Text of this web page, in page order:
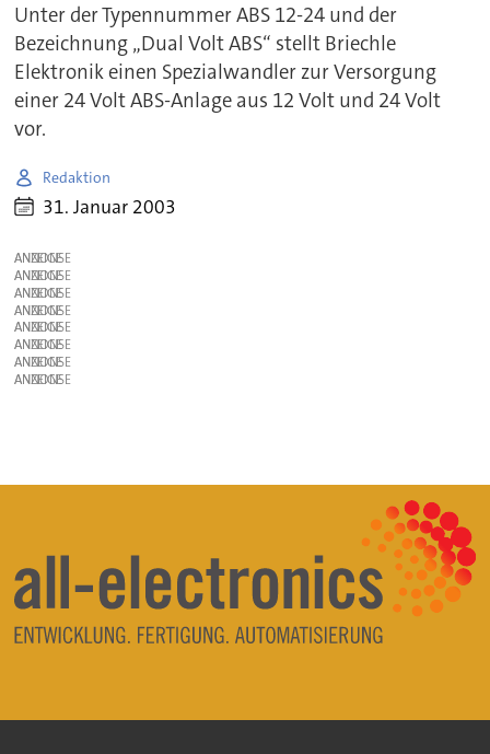
Unter der Typennummer ABS 12-24 und der
Bezeichnung „Dual Volt ABS“ stellt Briechle
Elektronik einen Spezialwandler zur Versorgung
einer 24 Volt ABS-Anlage aus 12 Volt und 24 Volt
vor.
Redaktion
31. Januar 2003
ANZEIGE
ANZEIGE
ANZEIGE
ANZEIGE
ANZEIGE
ANZEIGE
ANZEIGE
ANZEIGE